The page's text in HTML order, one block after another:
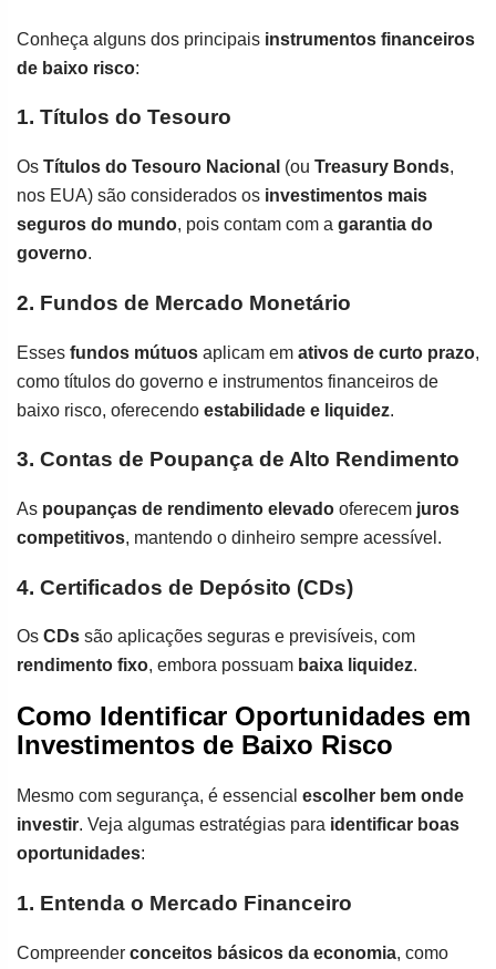
Conheça alguns dos principais instrumentos financeiros
de baixo risco:
1. Títulos do Tesouro
Os Títulos do Tesouro Nacional (ou Treasury Bonds,
nos EUA) são considerados os investimentos mais
seguros do mundo, pois contam com a garantia do
governo.
2. Fundos de Mercado Monetário
Esses fundos mútuos aplicam em ativos de curto prazo,
como títulos do governo e instrumentos financeiros de
baixo risco, oferecendo estabilidade e liquidez.
3. Contas de Poupança de Alto Rendimento
As poupanças de rendimento elevado oferecem juros
competitivos, mantendo o dinheiro sempre acessível.
4. Certificados de Depósito (CDs)
Os CDs são aplicações seguras e previsíveis, com
rendimento fixo, embora possuam baixa liquidez.
Como Identificar Oportunidades em
Investimentos de Baixo Risco
Mesmo com segurança, é essencial escolher bem onde
investir. Veja algumas estratégias para identificar boas
oportunidades:
1. Entenda o Mercado Financeiro
Compreender conceitos básicos da economia, como